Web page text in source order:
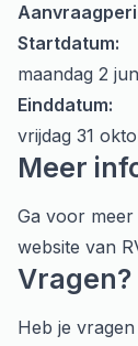
Startdatum:
maandag 2
Einddatum:
vrijdag 31
Meer
Ga voor
website van
Vragen?
Heb je